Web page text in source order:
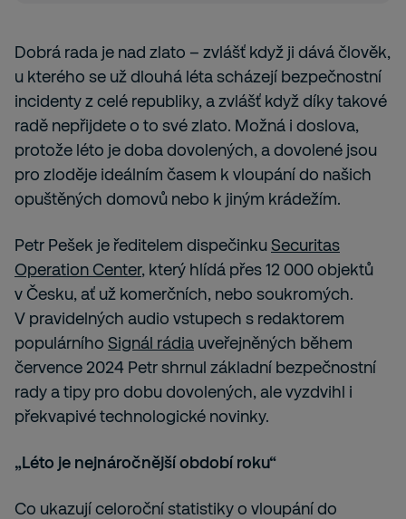
Dobrá rada je nad zlato – zvlášť když ji dává člověk,
u kterého se už dlouhá léta scházejí bezpečnostní
incidenty z celé republiky, a zvlášť když díky takové
radě nepřijdete o to své zlato. Možná i doslova,
protože léto je doba dovolených, a dovolené jsou
pro zloděje ideálním časem k vloupání do našich
opuštěných domovů nebo k jiným krádežím.
Petr Pešek je ředitelem dispečinkuSecuritas
Operation Center, který hlídá přes 12 000 objektů
v Česku, ať už komerčních, nebo soukromých.
V pravidelných audio vstupech s redaktorem
populárního Signál rádia uveřejněných během
července 2024 Petr shrnul základní bezpečnostní
rady a tipy pro dobu dovolených, ale vyzdvihl i
překvapivé technologické novinky.
„Léto je nejnáročnější období roku“
Co ukazují celoroční statistiky o vloupání do